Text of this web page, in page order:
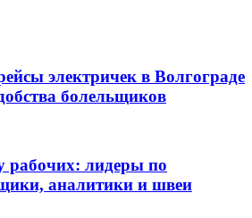
электричек в Волгограде
болельщиков
рабочих: лидеры по
аналитики и швеи